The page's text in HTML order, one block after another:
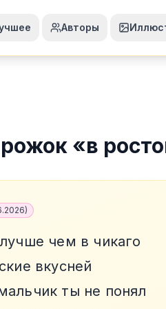
Авторы
«в
)
чем в чикаго
вкусней
ты не понял